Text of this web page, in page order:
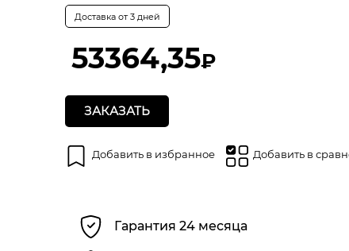
Оценка
из
Доставка от 3 дней
53364,35₽
ЗАКАЗАТЬ
Добавить в избранное Добавить в
Гарантия 24 месяца